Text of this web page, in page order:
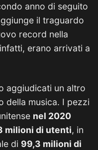
anno di seguito
il traguardo
record nella
erano arrivati a
aggiudicati un altro
della musica. I pezzi
nel 2020
milioni di utenti, in
di 99,3 milioni di